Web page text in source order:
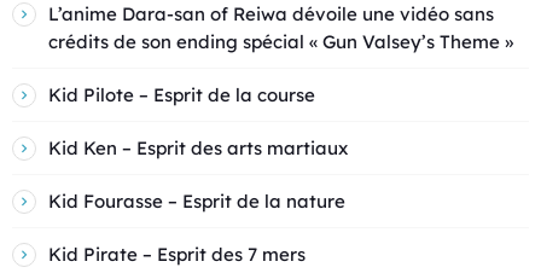
L’anime Dara-san of Reiwa dévoile une vidéo sans
crédits de son ending spécial « Gun Valsey’s Theme »
Kid Pilote – Esprit de la course
Kid Ken – Esprit des arts martiaux
Kid Fourasse – Esprit de la nature
Kid Pirate – Esprit des 7 mers